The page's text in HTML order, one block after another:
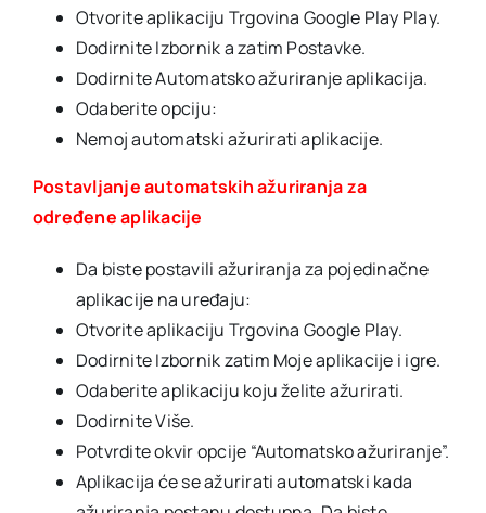
Otvorite aplikaciju Trgovina Google Play Play.
Dodirnite Izbornik a zatim Postavke.
Dodirnite Automatsko ažuriranje aplikacija.
Odaberite opciju:
Nemoj automatski ažurirati aplikacije.
Postavljanje automatskih ažuriranja za
određene aplikacije
Da biste postavili ažuriranja za pojedinačne
aplikacije na uređaju:
Otvorite aplikaciju Trgovina Google Play.
Dodirnite Izbornik zatim Moje aplikacije i igre.
Odaberite aplikaciju koju želite ažurirati.
Dodirnite Više.
Potvrdite okvir opcije “Automatsko ažuriranje”.
Aplikacija će se ažurirati automatski kada